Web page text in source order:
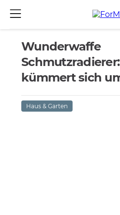
Wunderwaffe
kümmert sich
Haus & Garten